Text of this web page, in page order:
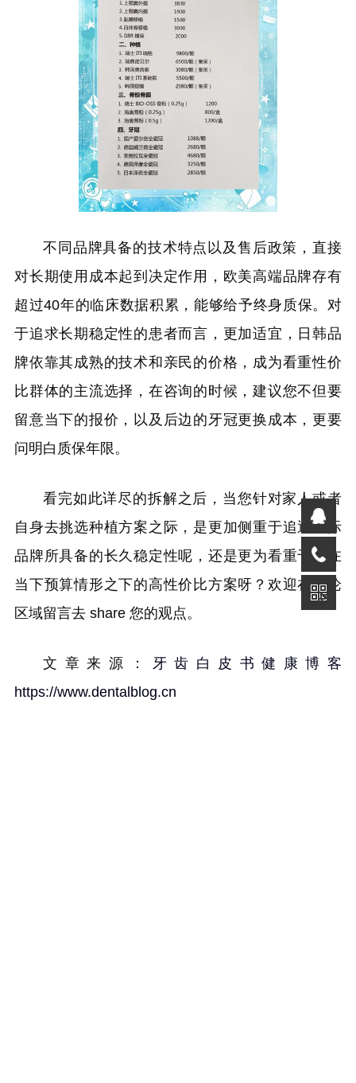
不同品牌具备的技术特点以及售后政策，直接
对长期使用成本起到决定作用，欧美高端品牌存有
超过40年的临床数据积累，能够给予终身质保。对
于追求长期稳定性的患者而言，更加适宜，日韩品
牌依靠其成熟的技术和亲民的价格，成为看重性价
比群体的主流选择，在咨询的时候，建议您不但要
留意当下的报价，以及后边的牙冠更换成本，更要
问明白质保年限。
看完如此详尽的拆解之后，当您针对家人或者
自身去挑选种植方案之际，是更加侧重于追逐国际
品牌所具备的长久稳定性呢，还是更为看重于处在
当下预算情形之下的高性价比方案呀？欢迎在评论
区域留言去 share 您的观点。
文章来源：
牙齿白皮书健康博客
https://www.dentalblog.cn